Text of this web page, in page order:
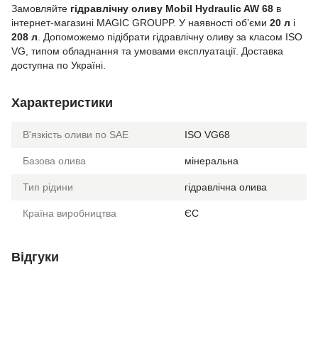
Замовляйте гідравлічну оливу Mobil Hydraulic AW 68 в
інтернет-магазині MAGIC GROUPP. У наявності об’єми 20 л і
208 л . Допоможемо підібрати гідравлічну оливу за класом ISO
VG, типом обладнання та умовами експлуатації. Доставка
доступна по Україні.
Характеристики
В'язкість оливи по SAE ISO VG68
Базова олива мінеральна
Тип рідини гідравлічна олива
Країна виробництва ЄС
Відгуки